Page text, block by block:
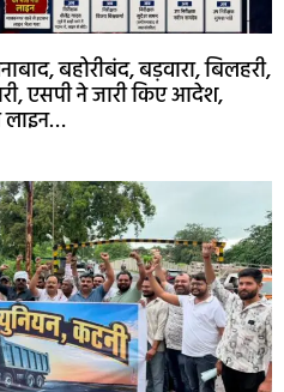
बहोरीबंद, बड़वारा, बिलहरी,
एसपी ने जारी किए आदेश,
लाइन…